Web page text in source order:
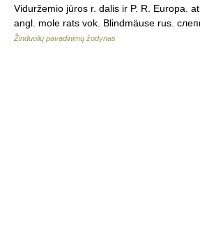
Viduržemio jūros r. dalis ir P. R. Europa.
angl. mole rats vok. Blindmäuse rus.
Žinduolių pavadinimų žodynas